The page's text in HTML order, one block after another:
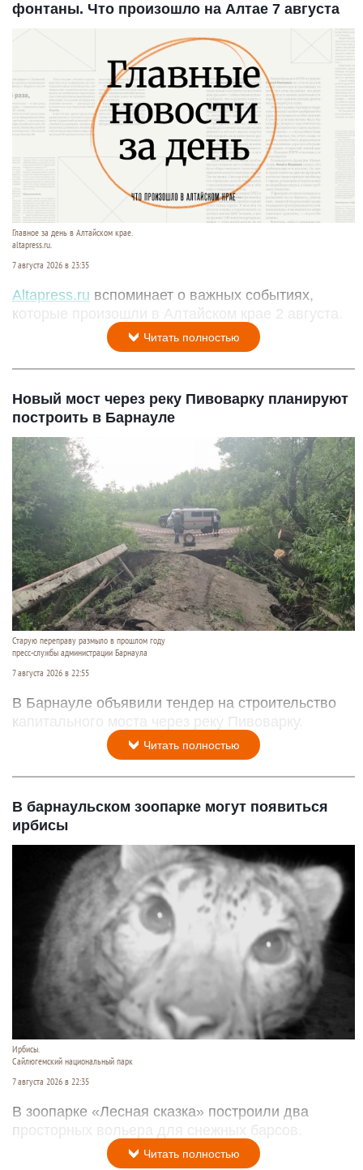
фонтаны. Что произошло на Алтае 7 августа
Главное за день в Алтайском крае.
altapress.ru.
7 августа 2026 в 23:35
Altapress.ru вспоминает о важных событиях,
которые произошли в Алтайском крае 2 августа.
Читать полностью
Новый мост через реку Пивоварку планируют
построить в Барнауле
Старую переправу размыло в прошлом году
пресс-службы администрации Барнаула
7 августа 2026 в 22:55
В Барнауле объявили тендер на строительство
капитального моста через реку Пивоварку.
Читать полностью
В барнаульском зоопарке могут появиться
ирбисы
Ирбисы.
Сайлюгемский национальный парк
7 августа 2026 в 22:35
В зоопарке «Лесная сказка» построили два
просторных вольера для снежных барсов.
Читать полностью